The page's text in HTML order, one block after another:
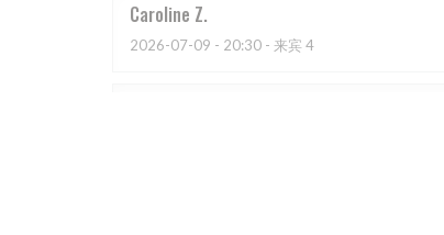
Caroline Z
2026-07-09 - 20:30 - 来宾 4